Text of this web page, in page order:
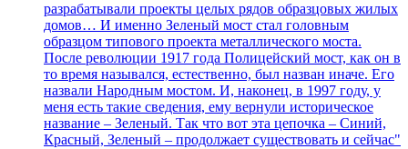
разрабатывали проекты целых рядов образцовых жилых
домов… И именно Зеленый мост стал головным
образцом типового проекта металлического моста.
После революции 1917 года Полицейский мост, как он в
то время назывался, естественно, был назван иначе. Его
назвали Народным мостом. И, наконец, в 1997 году, у
меня есть такие сведения, ему вернули историческое
название – Зеленый. Так что вот эта цепочка – Синий,
Красный, Зеленый – продолжает существовать и сейчас"